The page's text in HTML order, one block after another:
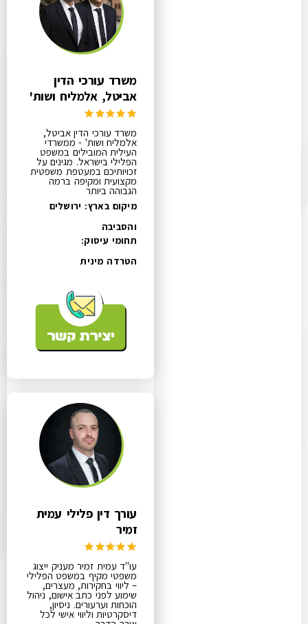
משרד עורכי הדין
אביטל, אלמליח ושות'
משרד עורכי הדין אביטל,
אלמליח ושות' - ממשרדי
העילית המובילים במשפט
הפלילי בישראל. מגינים על
זכויותיכם במעטפת משפטית
מקצועית ומקיפה ברמה
הגבוהה ביותר
מיקום בארץ: ירושלים
והסביבה
תחומי עיסוק:
הטרדה מינית
עורך דין פלילי עמית
זמיר
עו"ד עמית זמיר מעניק ייצוג
משפטי מקיף במשפט הפלילי
– ליווי בחקירות, מעצרים,
שימוע לפני כתב אישום, ניהול
הוכחות וערעורים. ניסיון,
דיסקרטיות וליווי אישי לכל